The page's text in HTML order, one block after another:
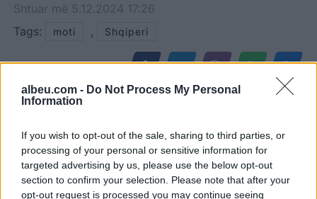
albeu.com - Do Not Process My Personal
Information
If you wish to opt-out of the sale, sharing to third parties, or
processing of your personal or sensitive information for
targeted advertising by us, please use the below opt-out
section to confirm your selection. Please note that after your
opt-out request is processed you may continue seeing
Shtuar më 5.12.2024 17:26
Tags:
moti , Shqiperi